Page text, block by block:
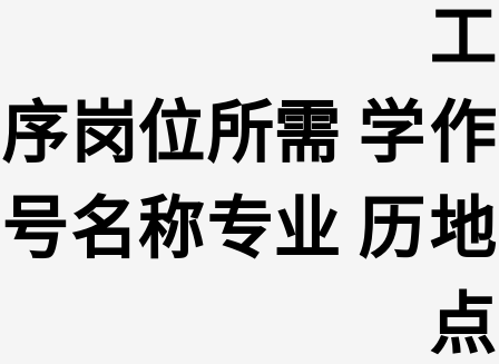
序
号
岗位
名称
所需
专业
学
历
工
作
地
点